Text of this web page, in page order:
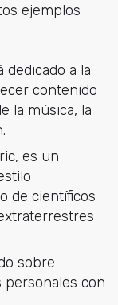
ejemplos
dedicado a la
contenido
la música, la
es un
de científicos
sobre
personales con